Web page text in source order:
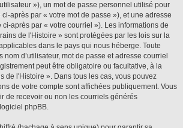
»), un mot de passe personnel utilisé pour
après par « votre mot de passe »), et une adresse
après par « votre courriel »). Les informations de
de l'Histoire » sont protégées par les lois sur la
dans le pays qui nous héberge. Toute
d’utilisateur, mot de passe et adresse courriel
peut être obligatoire ou facultative, à la
de l'Histoire ». Dans tous les cas, vous pouvez
de votre compte sont affichées publiquement. Vous
de recevoir ou non les courriels générés
phpBB.